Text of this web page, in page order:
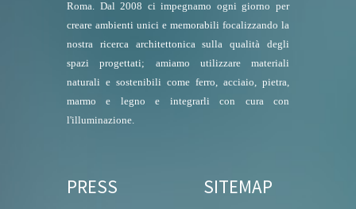
Roma. Dal 2008 ci impegnamo ogni giorno per
creare ambienti unici e memorabili focalizzando la
nostra ricerca architettonica sulla qualità degli
spazi progettati; amiamo utilizzare materiali
naturali e sostenibili come ferro, acciaio, pietra,
marmo e legno e integrarli con cura con
l'illuminazione.
PRESS SITEMAP